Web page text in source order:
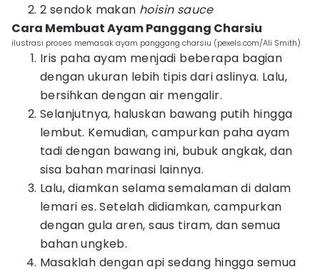
2 sendok makan hoisin sauce
Cara Membuat Ayam Panggang Charsiu
ilustrasi proses memasak ayam panggang charsiu (pexels.com/Ali Smith)
Iris paha ayam menjadi beberapa bagian
dengan ukuran lebih tipis dari aslinya. Lalu,
bersihkan dengan air mengalir.
Selanjutnya, haluskan bawang putih hingga
lembut. Kemudian, campurkan paha ayam
tadi dengan bawang ini, bubuk angkak, dan
sisa bahan marinasi lainnya.
Lalu, diamkan selama semalaman di dalam
lemari es. Setelah didiamkan, campurkan
dengan gula aren, saus tiram, dan semua
bahan ungkeb.
Masaklah dengan api sedang hingga semua